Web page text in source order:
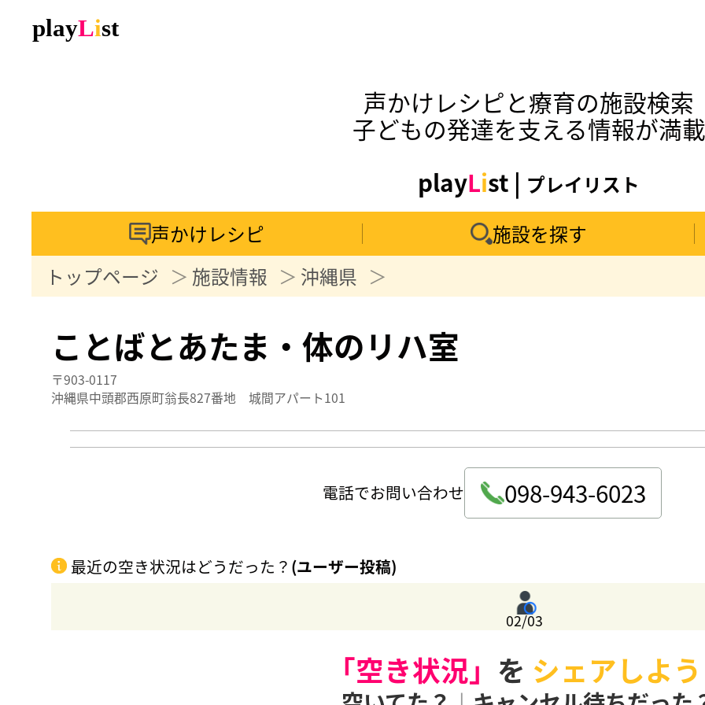
声かけレシピと療育の施設検索
子どもの発達を支える情報が満載
playList | プレイリスト
声かけレシピ
施設を探す
トップページ
施設情報 沖縄県
ことばとあたま・体のリハ室
〒903-0117
沖縄県中頭郡西原町翁長827番地 城間アパート101
電話でお問い合わせ 098-943-6023
最近の空き状況はどうだった？ (ユーザー投稿)
02/03
「空き状況」 を シェアしよ